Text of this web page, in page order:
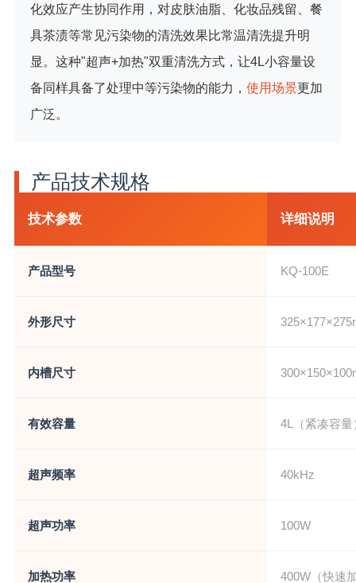
化效应产生协同作用，对皮肤油脂、化妆品残留、餐
具茶渍等常见污染物的清洗效果比常温清洗提升明
显。这种"超声+加热"双重清洗方式，让4L小容量设
备同样具备了处理中等污染物的能力， 使用场景更加
广泛。
产品技术规格
技术参数 详细说明
产品型号 KQ-100E
外形尺寸
内槽尺寸
有效容量 4L（紧凑容量
超声频率 40kHz
超声功率 100W
加热功率 400W（快速